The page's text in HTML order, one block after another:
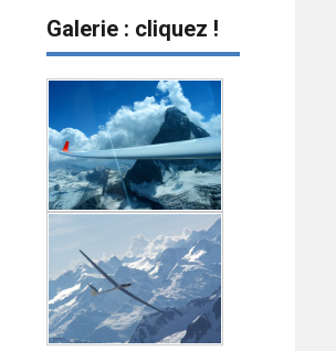
Galerie : cliquez !